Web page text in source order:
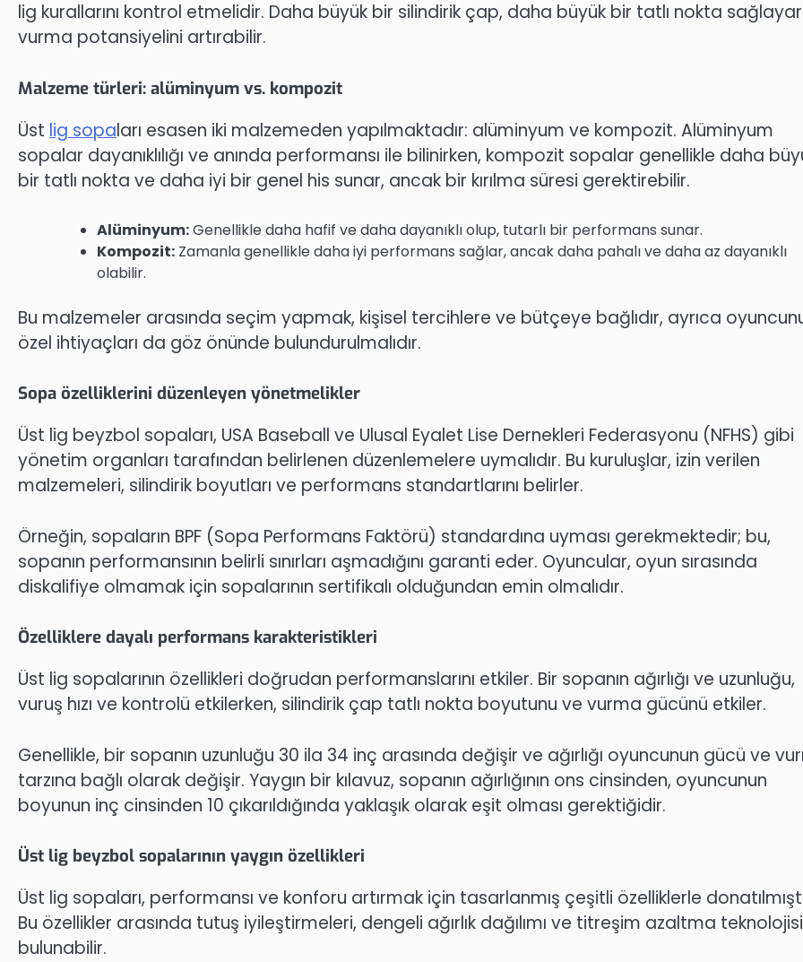
lig kurallarını kontrol etmelidir. Daha büyük bir silindirik çap, daha büyük bir tatlı nokta
vurma potansiyelini artırabilir.
Malzeme türleri: alüminyum vs. kompozit
Üst lig sopaları esasen iki malzemeden yapılmaktadır: alüminyum ve kompozit. Alüminyum
sopalar dayanıklılığı ve anında performansı ile bilinirken, kompozit sopalar genellikle daha
bir tatlı nokta ve daha iyi bir genel his sunar, ancak bir kırılma süresi gerektirebilir.
Alüminyum:Genellikle daha hafif ve daha dayanıklı olup, tutarlı bir performans sunar.
Kompozit: Zamanla genellikle daha iyi performans sağlar, ancak daha pahalı ve daha az dayanıklı
olabilir.
Bu malzemeler arasında seçim yapmak, kişisel tercihlere ve bütçeye bağlıdır, ayrıca
özel ihtiyaçları da göz önünde bulundurulmalıdır.
Sopa özelliklerini düzenleyen yönetmelikler
Üst lig beyzbol sopaları, USA Baseball ve Ulusal Eyalet Lise Dernekleri Federasyonu (NFHS) gibi
yönetim organları tarafından belirlenen düzenlemelere uymalıdır. Bu kuruluşlar, izin verilen
malzemeleri, silindirik boyutları ve performans standartlarını belirler.
Örneğin, sopaların BPF (Sopa Performans Faktörü) standardına uyması gerekmektedir; bu,
sopanın performansının belirli sınırları aşmadığını garanti eder. Oyuncular, oyun sırasında
diskalifiye olmamak için sopalarının sertifikalı olduğundan emin olmalıdır.
Özelliklere dayalı performans karakteristikleri
Üst lig sopalarının özellikleri doğrudan performanslarını etkiler. Bir sopanın ağırlığı ve uzunluğu,
vuruş hızı ve kontrolü etkilerken, silindirik çap tatlı nokta boyutunu ve vurma gücünü etkiler.
Genellikle, bir sopanın uzunluğu 30 ila 34 inç arasında değişir ve ağırlığı oyuncunun gücü ve
tarzına bağlı olarak değişir. Yaygın bir kılavuz, sopanın ağırlığının ons cinsinden, oyuncunun
boyunun inç cinsinden 10 çıkarıldığında yaklaşık olarak eşit olması gerektiğidir.
Üst lig beyzbol sopalarının yaygın özellikleri
Üst lig sopaları, performansı ve konforu artırmak için tasarlanmış çeşitli özelliklerle
Bu özellikler arasında tutuş iyileştirmeleri, dengeli ağırlık dağılımı ve titreşim azaltma teknolojisi
bulunabilir.